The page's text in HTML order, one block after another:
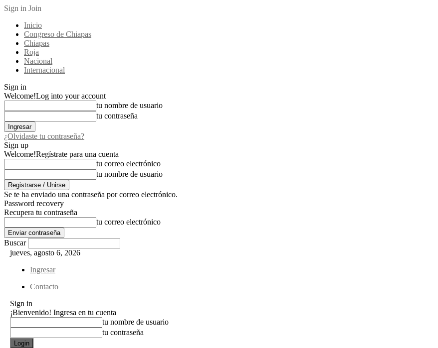
Sign in Join
Inicio
Congreso de Chiapas
Chiapas
Roja
Nacional
Internacional
Sign in
Welcome!Log into your account
tu nombre de usuario
tu contraseña
¿Olvidaste tu contraseña?
Sign up
Welcome!Regístrate para una cuenta
tu correo electrónico
tu nombre de usuario
Se te ha enviado una contraseña por correo electrónico.
Password recovery
Recupera tu contraseña
tu correo electrónico
Buscar
jueves, agosto 6, 2026
Ingresar
Contacto
Sign in
¡Bienvenido! Ingresa en tu cuenta
tu nombre de usuario
tu contraseña